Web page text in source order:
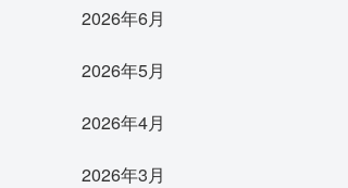
2026年6月
2026年5月
2026年4月
2026年3月